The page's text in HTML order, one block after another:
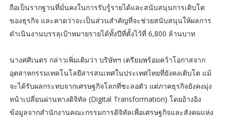
ถือเป็นรากฐานที่มั่นคงในการรับรู้รายได้และสนับสนุนการเติบโต
ของธุรกิจ และคาดว่าจะเป็นส่วนสำคัญที่จะช่วยสนับสนุนให้ผลการ
ดำเนินงานบรรลุเป้าหมายรายได้ทั้งปีที่ตั้งไว้ที่ 6,800 ล้านบาท
นางศศิเนตร กล่าวเพิ่มเติมว่า บริษัทฯ เตรียมพร้อมคว้าโอกาสจาก
อุตสาหกรรมเทคโนโลยีสารสนเทศในประเทศไทยที่ยังคงเติบโต แม้
จะได้รับผลกระทบจากเศรษฐกิจโลกที่ชะลอตัว แต่ภาคธุรกิจยังคงมุ่ง
หน้าเปลี่ยนผ่านทางดิจิทัล (Digital Transformation) โดยอ้างอิง
ข้อมูลจากสำนักงานคณะกรรมการดิจิทัลเพื่อเศรษฐกิจและสังคมแห่ง